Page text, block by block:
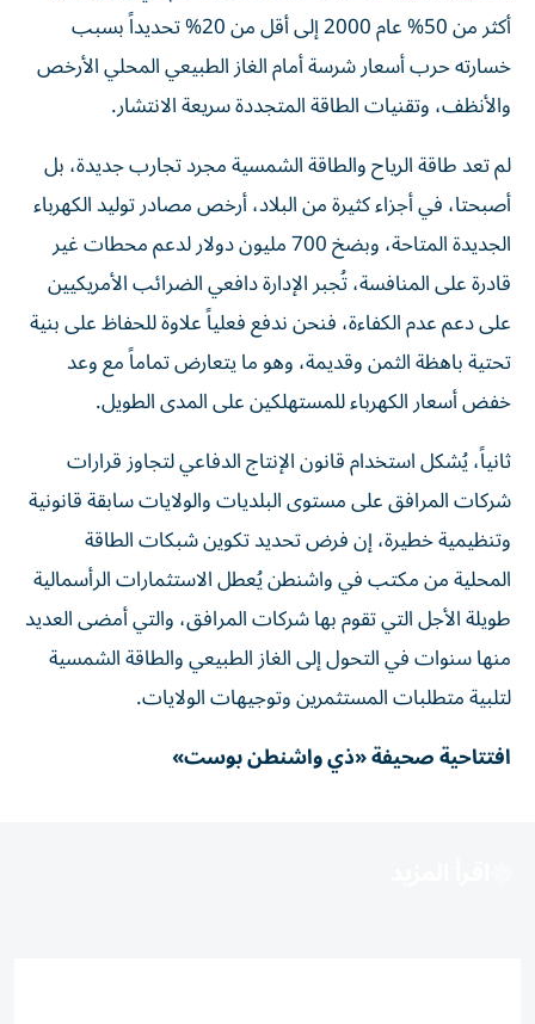
أكثر من 50% عام 2000 إلى أقل من 20% تحديداً بسبب
خسارته حرب أسعار شرسة أمام الغاز الطبيعي المحلي الأرخص
والأنظف، وتقنيات الطاقة المتجددة سريعة الانتشار.
لم تعد طاقة الرياح والطاقة الشمسية مجرد تجارب جديدة، بل
أصبحتا، في أجزاء كثيرة من البلاد، أرخص مصادر توليد الكهرباء
الجديدة المتاحة، وبضخ 700 مليون دولار لدعم محطات غير
قادرة على المنافسة، تُجبر الإدارة دافعي الضرائب الأمريكيين
على دعم عدم الكفاءة، فنحن ندفع فعلياً علاوة للحفاظ على بنية
تحتية باهظة الثمن وقديمة، وهو ما يتعارض تماماً مع وعد
خفض أسعار الكهرباء للمستهلكين على المدى الطويل.
ثانياً، يُشكل استخدام قانون الإنتاج الدفاعي لتجاوز قرارات
شركات المرافق على مستوى البلديات والولايات سابقة قانونية
وتنظيمية خطيرة، إن فرض تحديد تكوين شبكات الطاقة
المحلية من مكتب في واشنطن يُعطل الاستثمارات الرأسمالية
طويلة الأجل التي تقوم بها شركات المرافق، والتي أمضى العديد
منها سنوات في التحول إلى الغاز الطبيعي والطاقة الشمسية
لتلبية متطلبات المستثمرين وتوجيهات الولايات.
افتتاحية صحيفة «ذي واشنطن بوست»